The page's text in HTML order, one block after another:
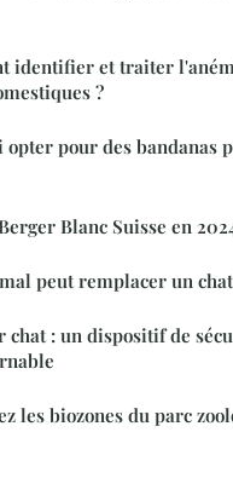
identifier et traiter
?
opter pour des bandanas
Blanc Suisse en
peut remplacer un
chat : un dispositif de
les biozones du parc